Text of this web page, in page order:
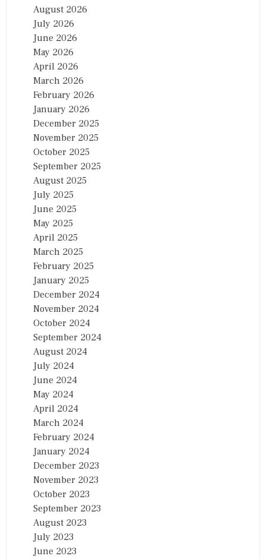
August 2026
July 2026
June 2026
May 2026
April 2026
March 2026
February 2026
January 2026
December 2025
November 2025
October 2025
September 2025
August 2025
July 2025
June 2025
May 2025
April 2025
March 2025
February 2025
January 2025
December 2024
November 2024
October 2024
September 2024
August 2024
July 2024
June 2024
May 2024
April 2024
March 2024
February 2024
January 2024
December 2023
November 2023
October 2023
September 2023
August 2023
July 2023
June 2023